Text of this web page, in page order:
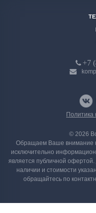
+7
Политика
© 2026
Обращаем Ваше внимание
исключительно
является публичной
наличии и стоимости
обращайтесь по